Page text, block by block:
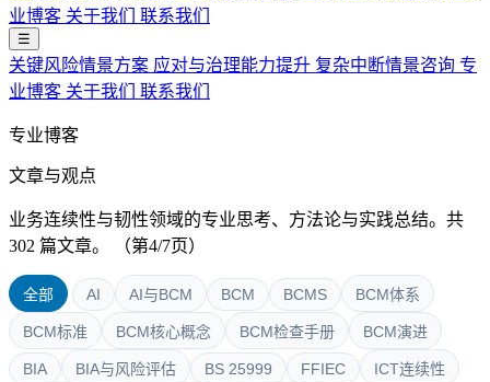
业博客 关于我们 联系我们
☰
关键风险情景方案 应对与治理能力提升 复杂中断情景咨询 专
业博客 关于我们 联系我们
专业博客
文章与观点
业务连续性与韧性领域的专业思考、方法论与实践总结。共
302 篇文章。
（第4/7页）
全部 AI AI与BCM BCM BCMS BCM体系
BCM标准 BCM核心概念 BCM检查手册 BCM演进
BIA BIA与风险评估 BS 25999 FFIEC
ICT连续性